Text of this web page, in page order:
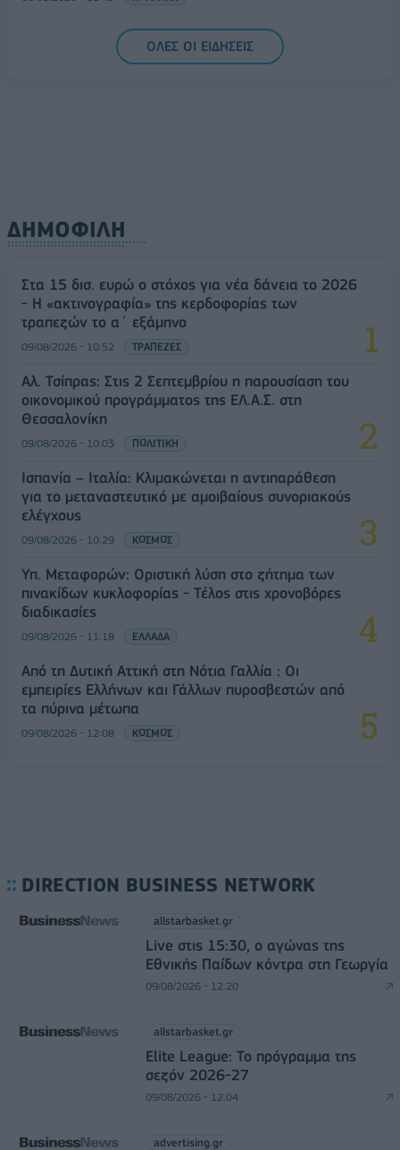
Υπ. Μεταφορών: Οριστική λύση στο ζήτημα των
πινακίδων κυκλοφορίας - Τέλος στις χρονοβόρες
ΟΛΕΣ ΟΙ ΕΙΔΗΣΕΙΣ
ΔΗΜΟΦΙΛΗ
Στα 15 δισ. ευρώ ο στόχος για νέα δάνεια το 2026
- Η «ακτινογραφία» της κερδοφορίας των
τραπεζών το α΄ εξάμηνο
09/08/2026 - 10:52 ΤΡΑΠΕΖΕΣ
Αλ. Τσίπρας: Στις 2 Σεπτεμβρίου η παρουσίαση του
οικονομικού προγράμματος της ΕΛ.Α.Σ. στη
Θεσσαλονίκη
09/08/2026 - 10:03 ΠΟΛΙΤΙΚΗ
Ισπανία – Ιταλία: Κλιμακώνεται η αντιπαράθεση
για το μεταναστευτικό με αμοιβαίους συνοριακούς
ελέγχους
09/08/2026 - 10:29 ΚΟΣΜΟΣ
Υπ. Μεταφορών: Οριστική λύση στο ζήτημα των
πινακίδων κυκλοφορίας - Τέλος στις χρονοβόρες
διαδικασίες
09/08/2026 - 11:18 ΕΛΛΑΔΑ
Από τη Δυτική Αττική στη Νότια Γαλλία : Οι
εμπειρίες Ελλήνων και Γάλλων πυροσβεστών από
τα πύρινα μέτωπα
09/08/2026 - 12:08 ΚΟΣΜΟΣ
DIRECTION BUSINESS NETWORK
allstarbasket.gr
Live στις 15:30, ο αγώνας της
Εθνικής Παίδων κόντρα στη Γεωργία
09/08/2026 - 12:20
allstarbasket.gr
Elite League: Το πρόγραμμα της
σεζόν 2026-27
09/08/2026 - 12:04
advertising.gr